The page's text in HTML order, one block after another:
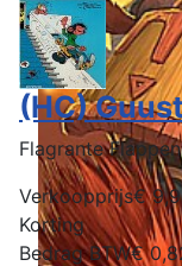
(HC)
Flagrante
Verkoopprijs€
Korting
Bedrag BTW€